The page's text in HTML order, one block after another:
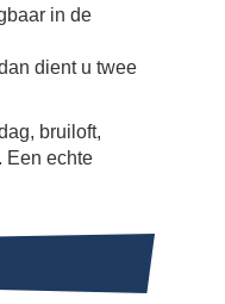
in de
dient u twee
bruiloft,
Een echte